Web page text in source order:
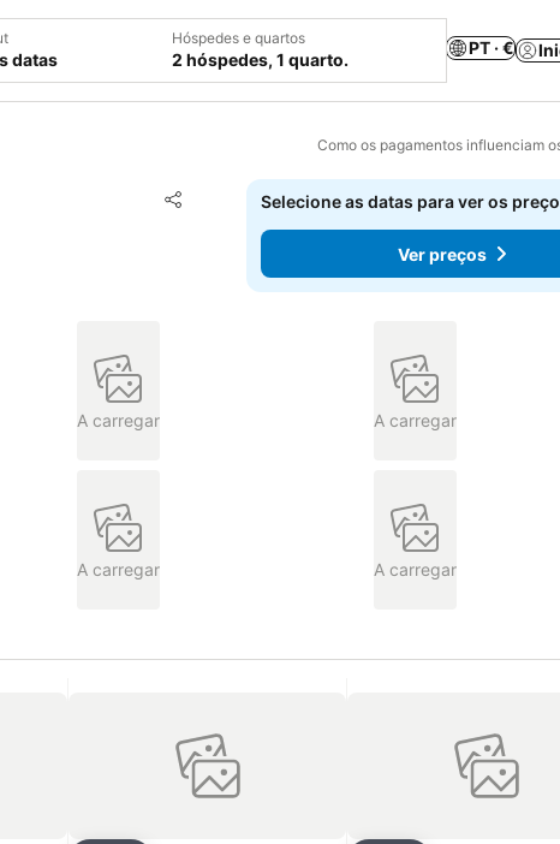
datas
Hóspedes e quartos
2 hóspedes, 1 quarto.
PT · €
Como os pagamentos influenciam
Partilhar
Adicionar aos favoritos
Selecione as datas para ver os
Ver preços
A carregar A carregar
A carregar A carregar